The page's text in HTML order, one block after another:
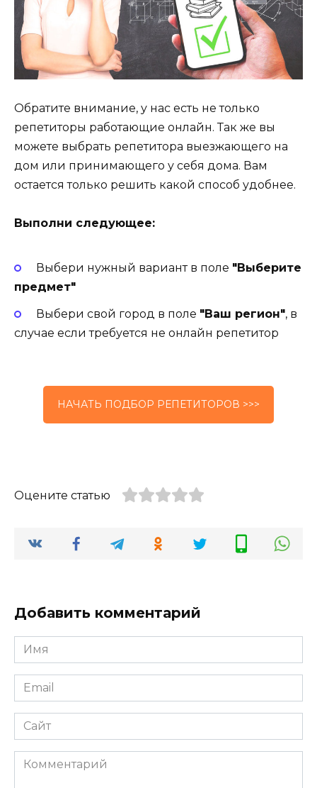
Обратите внимание, у нас есть не только
репетиторы работающие онлайн. Так же вы
можете выбрать репетитора выезжающего на
дом или принимающего у себя дома. Вам
остается только решить какой способ удобнее.
Выполни следующее:
Выбери нужный вариант в поле "Выберите
предмет"
Выбери свой город в поле "Ваш регион", в
случае если требуется не онлайн репетитор
НАЧАТЬ ПОДБОР РЕПЕТИТОРОВ >>>
Оцените статью
Добавить комментарий
Имя
*
Email
*
Сайт
Комментарий